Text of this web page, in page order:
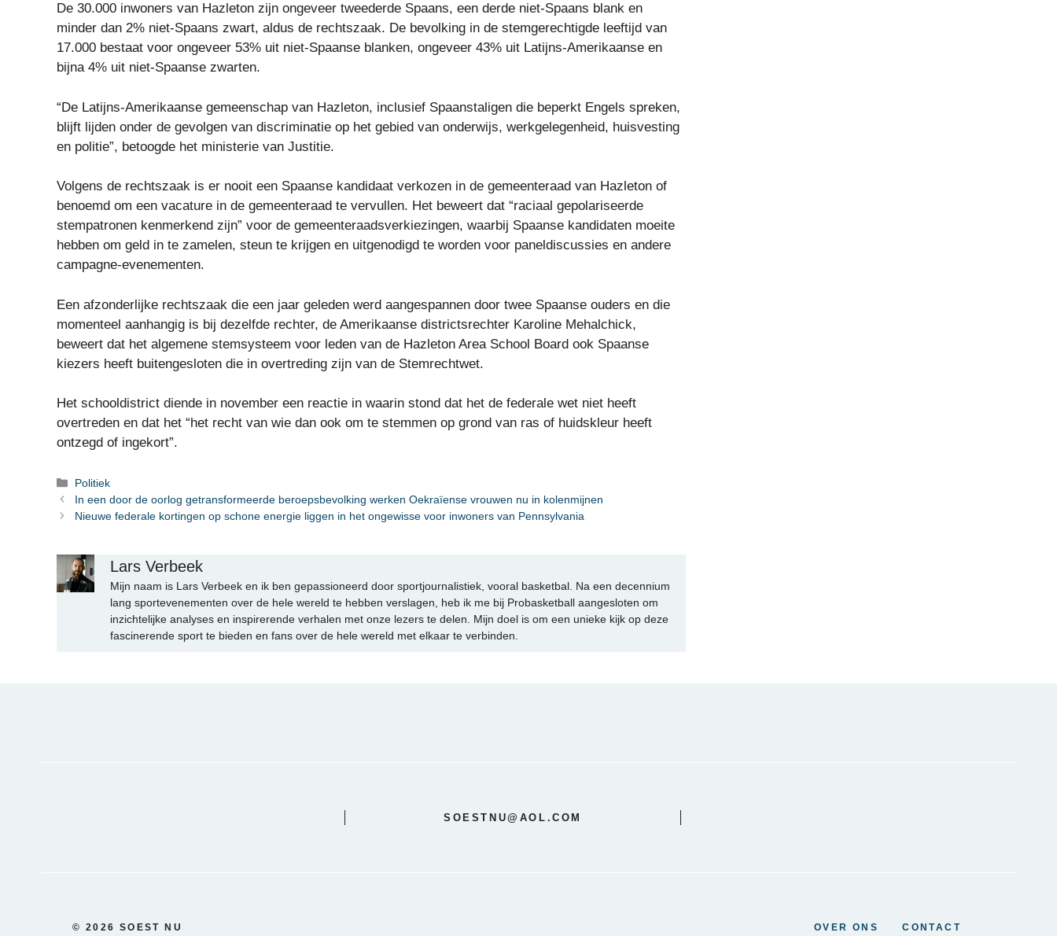
De 30.000 inwoners van Hazleton zijn ongeveer tweederde Spaans, een derde niet-Spaans blank en
minder dan 2% niet-Spaans zwart, aldus de rechtszaak. De bevolking in de stemgerechtigde leeftijd van
17.000 bestaat voor ongeveer 53% uit niet-Spaanse blanken, ongeveer 43% uit Latijns-Amerikaanse en
bijna 4% uit niet-Spaanse zwarten.
“De Latijns-Amerikaanse gemeenschap van Hazleton, inclusief Spaanstaligen die beperkt Engels spreken,
blijft lijden onder de gevolgen van discriminatie op het gebied van onderwijs, werkgelegenheid, huisvesting
en politie”, betoogde het ministerie van Justitie.
Volgens de rechtszaak is er nooit een Spaanse kandidaat verkozen in de gemeenteraad van Hazleton of
benoemd om een ​​vacature in de gemeenteraad te vervullen. Het beweert dat “raciaal gepolariseerde
stempatronen kenmerkend zijn” voor de gemeenteraadsverkiezingen, waarbij Spaanse kandidaten moeite
hebben om geld in te zamelen, steun te krijgen en uitgenodigd te worden voor paneldiscussies en andere
campagne-evenementen.
Een afzonderlijke rechtszaak die een jaar geleden werd aangespannen door twee Spaanse ouders en die
momenteel aanhangig is bij dezelfde rechter, de Amerikaanse districtsrechter Karoline Mehalchick,
beweert dat het algemene stemsysteem voor leden van de Hazleton Area School Board ook Spaanse
kiezers heeft buitengesloten die in overtreding zijn van de Stemrechtwet.
Het schooldistrict diende in november een reactie in waarin stond dat het de federale wet niet heeft
overtreden en dat het “het recht van wie dan ook om te stemmen op grond van ras of huidskleur heeft
ontzegd of ingekort”.
Categorieën
Politiek
In een door de oorlog getransformeerde beroepsbevolking werken Oekraïense vrouwen nu in kolenmijnen
Nieuwe federale kortingen op schone energie liggen in het ongewisse voor inwoners van Pennsylvania
Lars Verbeek
Mijn naam is Lars Verbeek en ik ben gepassioneerd door sportjournalistiek, vooral basketbal. Na een decennium
lang sportevenementen over de hele wereld te hebben verslagen, heb ik me bij Probasketball aangesloten om
inzichtelijke analyses en inspirerende verhalen met onze lezers te delen. Mijn doel is om een unieke kijk op deze
fascinerende sport te bieden en fans over de hele wereld met elkaar te verbinden.
SOESTNU@AOL.COM
© 2026 SOEST NU OVER ONS CONTACT